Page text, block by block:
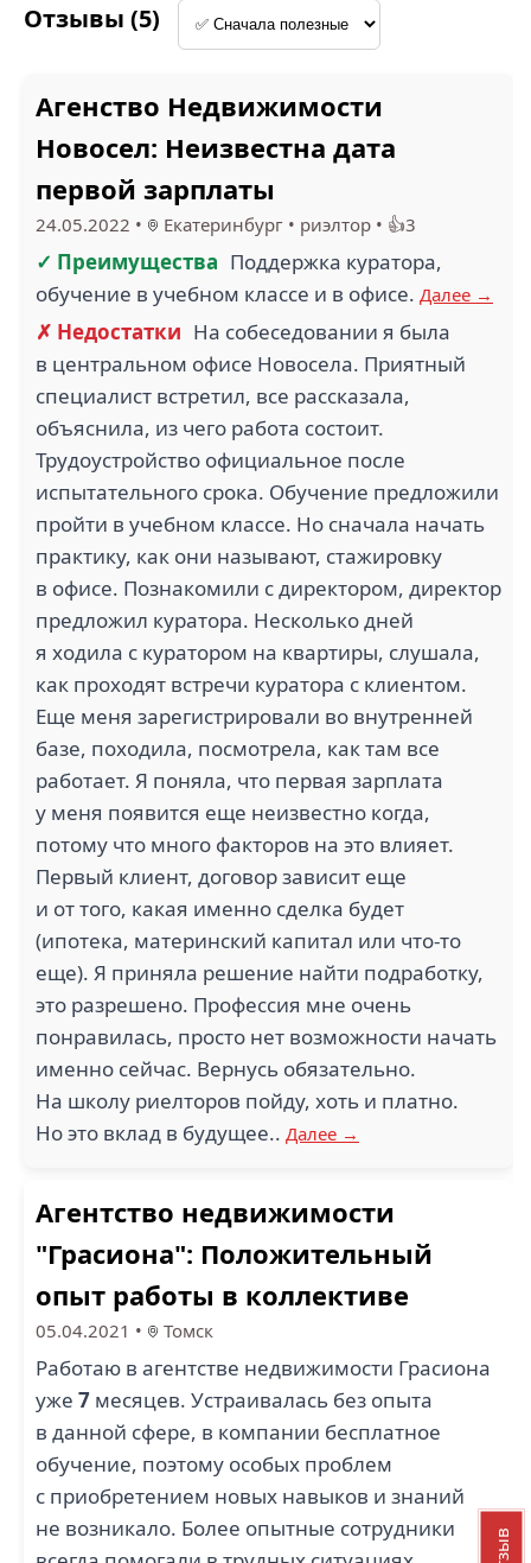
Отзывы (5)
Агенство Недвижимости
Новосел: Неизвестна дата
первой зарплаты
24.05.2022 • Екатеринбург • риэлтор • 👍3
✓ Преимущества Поддержка куратора,
обучение в учебном классе и в офисе. Далее →
✗ Недостатки На собеседовании я была
в центральном офисе Новосела. Приятный
специалист встретил, все рассказала,
объяснила, из чего работа состоит.
Трудоустройство официальное после
испытательного срока. Обучение предложили
пройти в учебном классе. Но сначала начать
практику, как они называют, стажировку
в офисе. Познакомили с директором, директор
предложил куратора. Несколько дней
я ходила с куратором на квартиры, слушала,
как проходят встречи куратора с клиентом.
Еще меня зарегистрировали во внутренней
базе, походила, посмотрела, как там все
работает. Я поняла, что первая зарплата
у меня появится еще неизвестно когда,
потому что много факторов на это влияет.
Первый клиент, договор зависит еще
и от того, какая именно сделка будет
(ипотека, материнский капитал или что-то
еще). Я приняла решение найти подработку,
это разрешено. Профессия мне очень
понравилась, просто нет возможности начать
именно сейчас. Вернусь обязательно.
На школу риелторов пойду, хоть и платно.
Но это вклад в будущее.. Далее →
Агентство недвижимости
"Грасиона": Положительный
опыт работы в коллективе
05.04.2021 • Томск
Работаю в агентстве недвижимости Грасиона
уже 7 месяцев. Устраивалась без опыта
в данной сфере, в компании бесплатное
обучение, поэтому особых проблем
с приобретением новых навыков и знаний
не возникало. Более опытные сотрудники